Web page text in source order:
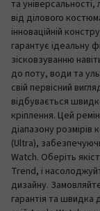
та
від ділового
інноваційній
гарантує ідеальну
зісковзуванню
до поту, води та
свій первісний
відбувається
кріплення. Цей
діапазону розмірів
(Ultra),
Watch. Оберіть
Trend, і
дизайну.
гарантія та швидка